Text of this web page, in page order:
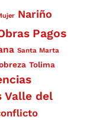
Nariño
Pagos
Santa Marta
Tolima
Valle del